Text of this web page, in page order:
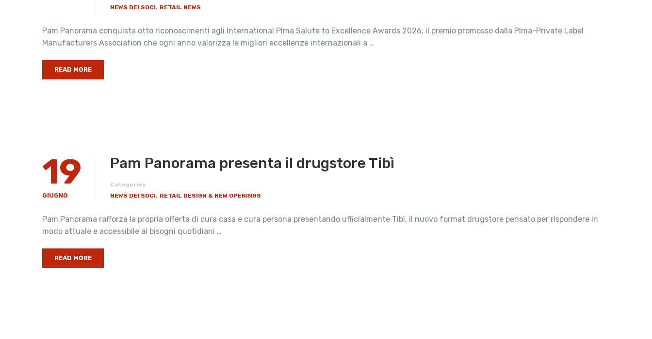
NEWS DEI SOCI, RETAIL NEWS
Pam Panorama conquista otto riconoscimenti agli International Plma Salute to Excellence Awards 2026, il premio promosso dalla Plma-Private Label
Manufacturers Association che ogni anno valorizza le migliori eccellenze internazionali a …
READ MORE
19
GIUGNO
Pam Panorama presenta il drugstore Tibì
Categories
NEWS DEI SOCI, RETAIL DESIGN & NEW OPENINGS
Pam Panorama rafforza la propria offerta di cura casa e cura persona presentando ufficialmente Tibì, il nuovo format drugstore pensato per rispondere in
modo attuale e accessibile ai bisogni quotidiani …
READ MORE